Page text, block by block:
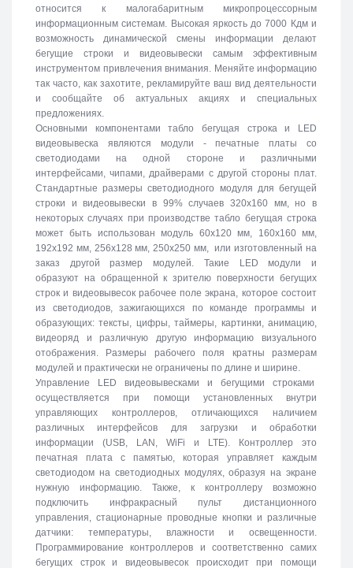
относится к малогабаритным микропроцессорным
информационным системам. Высокая яркость до 7000 Кдм и
возможность динамической смены информации делают
бегущие строки и видеовывески самым эффективным
инструментом привлечения внимания. Меняйте информацию
так часто, как захотите, рекламируйте ваш вид деятельности
и сообщайте об актуальных акциях и специальных
предложениях.
Основными компонентами табло бегущая строка и LED
видеовывеска являются модули - печатные платы со
светодиодами на одной стороне и различными
интерфейсами, чипами, драйверами с другой стороны плат.
Стандартные размеры светодиодного модуля для бегущей
строки и видеовывески в 99% случаев 320х160 мм, но в
некоторых случаях при производстве табло бегущая строка
может быть использован модуль 60х120 мм, 160х160 мм,
192х192 мм, 256х128 мм, 250х250 мм, или изготовленный на
заказ другой размер модулей. Такие LED модули и
образуют на обращенной к зрителю поверхности бегущих
строк и видеовывесок рабочее поле экрана, которое состоит
из светодиодов, зажигающихся по команде программы и
образующих: тексты, цифры, таймеры, картинки, анимацию,
видеоряд и различную другую информацию визуального
отображения. Размеры рабочего поля кратны размерам
модулей и практически не ограничены по длине и ширине.
Управление LED видеовывесками и бегущими строками
осуществляется при помощи установленных внутри
управляющих контроллеров, отличающихся наличием
различных интерфейсов для загрузки и обработки
информации (USB, LAN, WiFi и LTE). Контроллер это
печатная плата с памятью, которая управляет каждым
светодиодом на светодиодных модулях, образуя на экране
нужную информацию. Также, к контроллеру возможно
подключить инфракрасный пульт дистанционного
управления, стационарные проводные кнопки и различные
датчики: температуры, влажности и освещенности.
Программирование контроллеров и соответственно самих
бегущих строк и видеовывесок происходит при помощи